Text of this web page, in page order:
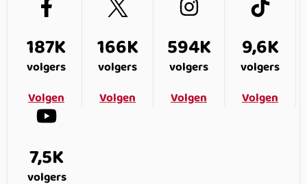
187K
volgers
Volgen
166K
volgers
Volgen
594K
volgers
Volgen
9,6K
volgers
Volgen
7,5K
volgers